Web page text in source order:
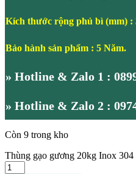
Kích thước rộng phủ bì (mm) :
Bảo hành sản phẩm : 5 Năm.
» Hotline & Zalo 1 :
» Hotline & Zalo 2 :
Còn 9 trong kho
Thùng gạo gương 20kg Inox